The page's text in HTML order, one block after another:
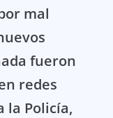
mal
fueron
redes
la Policía,